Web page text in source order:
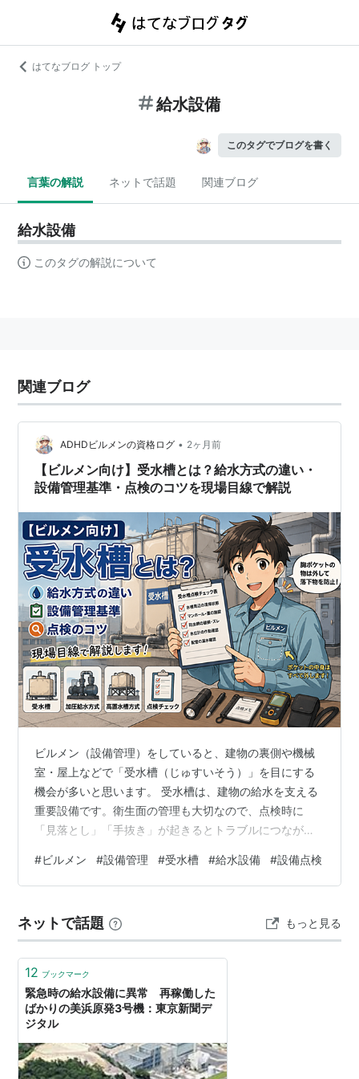
はてなブログ トップ
給水設備
このタグでブログを書く
言葉の解説 ネットで話題 関連ブログ
給水設備
このタグの解説について
関連ブログ
ADHDビルメンの資格ログ • 2ヶ月前
【ビルメン向け】受水槽とは？給水方式の違い・
設備管理基準・点検のコツを現場目線で解説
ビルメン（設備管理）をしていると、建物の裏側や機械
室・屋上などで「受水槽（じゅすいそう）」を目にする
機会が多いと思います。 受水槽は、建物の給水を支える
重要設備です。衛生面の管理も大切なので、点検時に
「見落とし」「手抜き」が起きるとトラブルにつながる
給水方式（加圧給水／高置水槽方式）の違い、簡易専用
水道の管理基準、そして私が実際に点検で重視している
（かんたんに言うと） 受水槽から建物に水を送る方法は
2種類 加圧給水方式（ポンプで直接押し上げる） 高置水
槽方式（屋上タンク＋重力で供給） 受水…
#ビルメン #設備管理 #受水槽 #給水設備 #設備点検
ネットで話題 もっと見る
12 ブックマーク
緊急時の給水設備に異常 再稼働した
ばかりの美浜原発3号機：東京新聞デ
ジタル